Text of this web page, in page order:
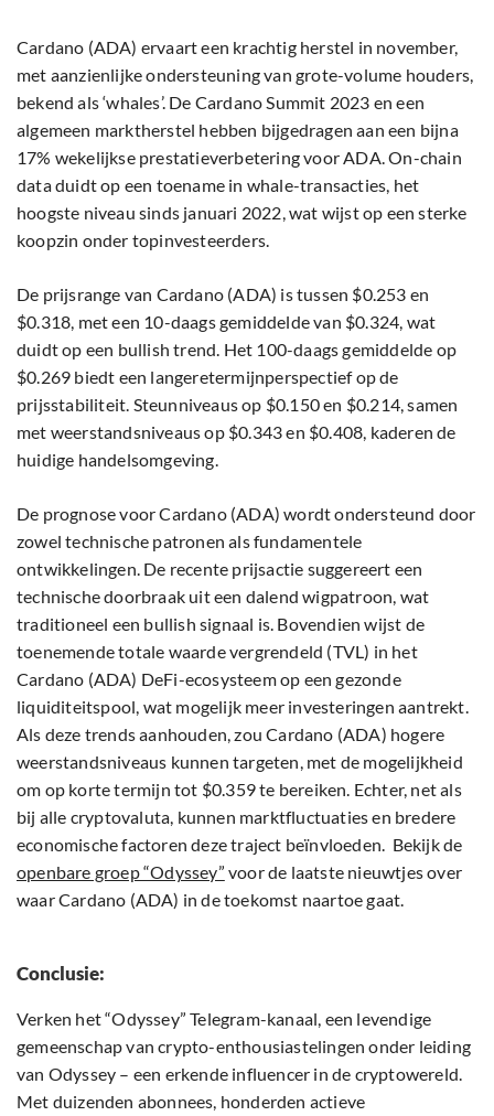
Cardano (ADA) ervaart een krachtig herstel in november,
met aanzienlijke ondersteuning van grote-volume houders,
bekend als ‘whales’. De Cardano Summit 2023 en een
algemeen marktherstel hebben bijgedragen aan een bijna
17% wekelijkse prestatieverbetering voor ADA. On-chain
data duidt op een toename in whale-transacties, het
hoogste niveau sinds januari 2022, wat wijst op een sterke
koopzin onder topinvesteerders.
De prijsrange van Cardano (ADA) is tussen $0.253 en
$0.318, met een 10-daags gemiddelde van $0.324, wat
duidt op een bullish trend. Het 100-daags gemiddelde op
$0.269 biedt een langeretermijnperspectief op de
prijsstabiliteit. Steunniveaus op $0.150 en $0.214, samen
met weerstandsniveaus op $0.343 en $0.408, kaderen de
huidige handelsomgeving.
De prognose voor Cardano (ADA) wordt ondersteund door
zowel technische patronen als fundamentele
ontwikkelingen. De recente prijsactie suggereert een
technische doorbraak uit een dalend wigpatroon, wat
traditioneel een bullish signaal is. Bovendien wijst de
toenemende totale waarde vergrendeld (TVL) in het
Cardano (ADA) DeFi-ecosysteem op een gezonde
liquiditeitspool, wat mogelijk meer investeringen aantrekt.
Als deze trends aanhouden, zou Cardano (ADA) hogere
weerstandsniveaus kunnen targeten, met de mogelijkheid
om op korte termijn tot $0.359 te bereiken. Echter, net als
bij alle cryptovaluta, kunnen marktfluctuaties en bredere
economische factoren deze traject beïnvloeden. Bekijk de
openbare groep “Odyssey” voor de laatste nieuwtjes over
waar Cardano (ADA) in de toekomst naartoe gaat.
Conclusie:
Verken het “Odyssey” Telegram-kanaal, een levendige
gemeenschap van crypto-enthousiastelingen onder leiding
van Odyssey – een erkende influencer in de cryptowereld.
Met duizenden abonnees, honderden actieve